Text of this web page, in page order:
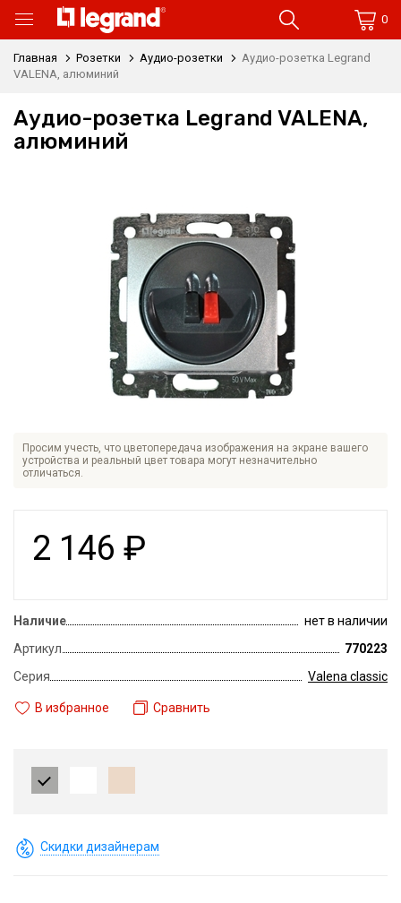
0
Главная Розетки Аудио-розетки
Аудио-розетка Legrand
VALENA, алюминий
Аудио-розетка Legrand VALENA,
алюминий
Просим учесть, что цветопередача изображения на экране вашего
устройства и реальный цвет товара могут незначительно
отличаться.
2 146 ₽
Наличие
нет в наличии
Артикул
770223
Серия
Valena classic
В избранное Сравнить
Скидки дизайнерам